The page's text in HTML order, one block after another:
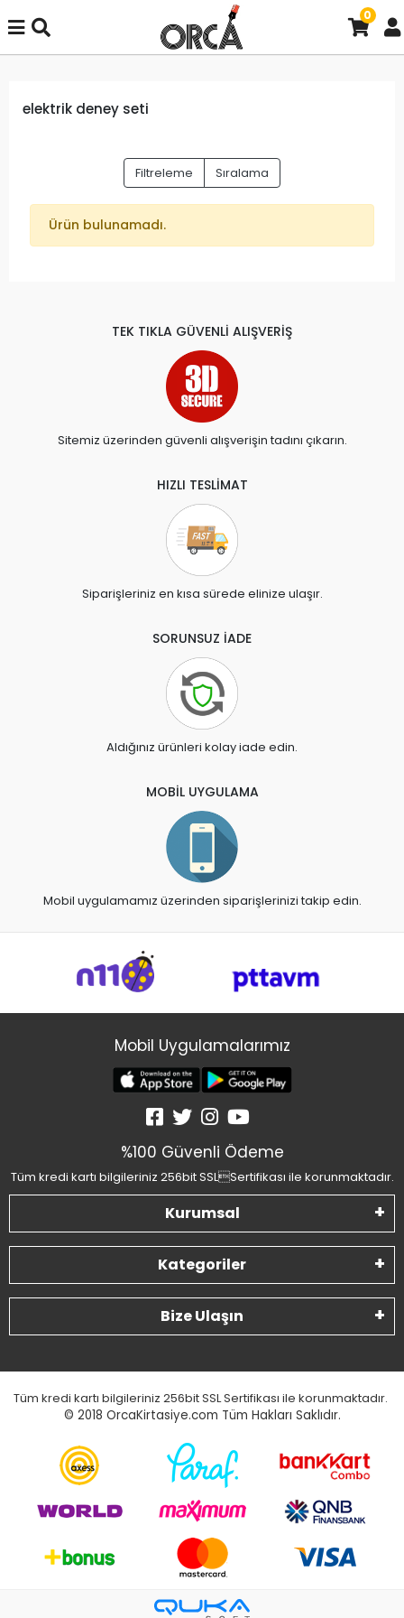
0
elektrik deney seti
Filtreleme Sıralama
Ürün bulunamadı.
TEK TIKLA GÜVENLİ ALIŞVERİŞ
Sitemiz üzerinden güvenli alışverişin tadını çıkarın.
HIZLI TESLİMAT
Siparişleriniz en kısa sürede elinize ulaşır.
SORUNSUZ İADE
Aldığınız ürünleri kolay iade edin.
MOBİL UYGULAMA
Mobil uygulamamız üzerinden siparişlerinizi takip edin.
Mobil Uygulamalarımız
%100 Güvenli Ödeme
Tüm kredi kartı bilgileriniz 256bit SSLSertifikası ile korunmaktadır.
Kurumsal
Kategoriler
Bize Ulaşın
Tüm kredi kartı bilgileriniz 256bit SSL Sertifikası ile korunmaktadır.
© 2018 OrcaKirtasiye.com Tüm Hakları Saklıdır.